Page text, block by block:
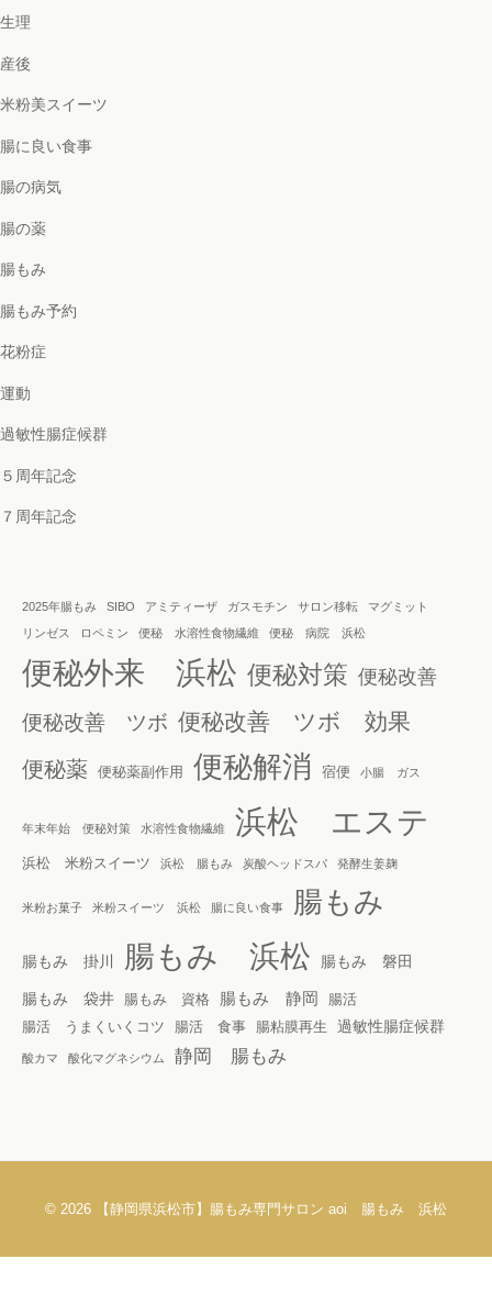
生理
産後
米粉美スイーツ
腸に良い食事
腸の病気
腸の薬
腸もみ
腸もみ予約
花粉症
運動
過敏性腸症候群
５周年記念
７周年記念
2025年腸もみ SIBO アミティーザ ガスモチン サロン移転
マグミット
リンゼス
ロペミン 便秘 水溶性食物繊維 便秘 病院 浜松
便秘外来 浜松 便秘対策 便秘改善
便秘改善 ツボ 便秘改善 ツボ 効果
便秘薬 便秘薬副作用 便秘解消 宿便 小腸 ガス
年末年始 便秘対策 水溶性食物繊維 浜松 エステ
浜松 米粉スイーツ 浜松 腸もみ 炭酸ヘッドスパ 発酵生姜麹
米粉お菓子 米粉スイーツ 浜松 腸に良い食事 腸もみ
腸もみ 掛川 腸もみ 浜松 腸もみ 磐田
腸もみ 袋井 腸もみ 資格 腸もみ 静岡
腸活
腸活 うまくいくコツ
腸活 食事 腸粘膜再生 過敏性腸症候群
酸カマ 酸化マグネシウム 静岡 腸もみ
© 2026 【静岡県浜松市】腸もみ専門サロン aoi 腸もみ 浜松